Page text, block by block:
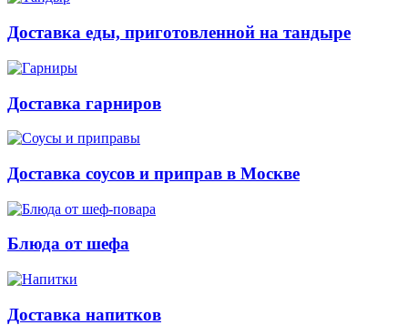
Доставка еды, приготовленной на тандыре
Доставка гарниров
Доставка соусов и приправ в Москве
Блюда от шефа
Доставка напитков